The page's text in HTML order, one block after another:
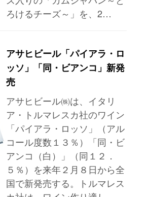
ろけるチーズ～」を、2…
アサヒビール「パイアラ・ロ
ッソ」「同・ビアンコ」新発
売
アサヒビール㈱は、イタリ
ア・トルマレスカ社のワイン
「パイアラ・ロッソ」（アル
コール度数１３％）「同・ビ
アンコ（白）」（同１２．
５％）を来年２月８日から全
国で新発売する。トルマレス